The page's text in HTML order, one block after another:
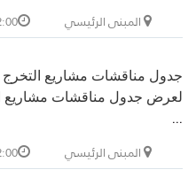
المبنى الرئيسي
جدول مناقشات مشاريع التخرج
لعرض جدول مناقشات مشاريع
...
المبنى الرئيسي